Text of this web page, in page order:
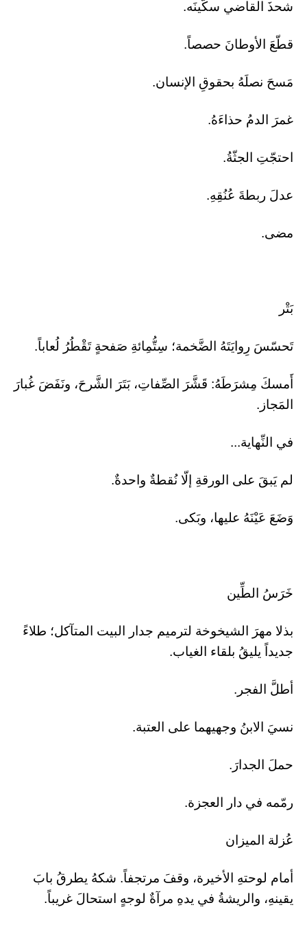
​شحذَ القاضي سكّينَه.
قطّعَ الأوطانَ حصصاً.
مَسحَ نصلَهُ بحقوقِ الإنسان.
غمرَ الدمُ حذاءَهُ.
احتجّتِ الجثّةُ.
عدلَ ربطةَ عُنُقِهِ.
مضى.
بَتْر
​تَحسّسَ رِوايَتَهُ الضَّخمة؛ سِتُّمِائةِ صَفحةٍ تَقْطُرُ لُعاباً.
أَمسكَ مِشرَطَهُ: قَشَّرَ الصِّفاتِ، بَتَرَ الشَّرحَ، ونَفَضَ غُبارَ
المَجاز.
في النِّهاية...
لم يَبقَ على الورقةِ إلّا نُقطةٌ واحدةٌ.
وَضَعَ عَيْنَهُ عليها، وبَكى.
خَرَسُ الطِّين
​بذلا مهرَ الشيخوخة لترميم جدار البيت المتآكل؛ طلاءً
جديداً يليقُ بلقاء الغياب.
أطلَّ الفجر.
نسيَ الابنُ وجهيهما على العتبة.
حملَ الجدارَ.
رمّمه في دار العجزة.
عُزلة الميزان
​أمام لوحتهِ الأخيرة، وقفَ مرتجفاً. شكهُ يطرقُ بابَ
يقينهِ، والريشةُ في يدهِ مرآةٌ لوجهٍ استحالَ غريباً.